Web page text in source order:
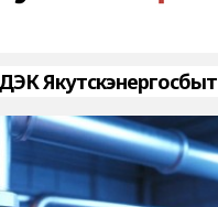
Якутскэнергосбыт